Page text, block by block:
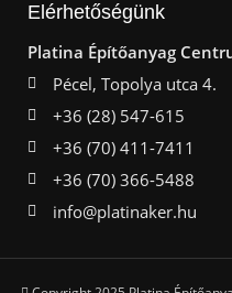
Elérhetőségünk
Platina Építőanyag
Pécel, Topolya utca 4.
+36 (28) 547-615
+36 (70) 411-7411
+36 (70) 366-5488
info@platinaker.hu